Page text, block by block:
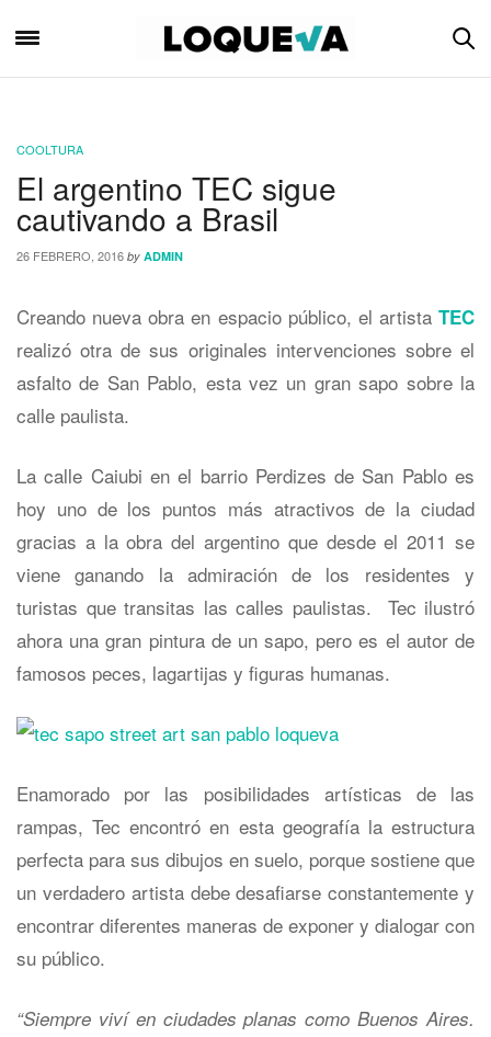
COOLTURA
El argentino TEC sigue
cautivando a Brasil
26 FEBRERO, 2016 by ADMIN
Creando nueva obra en espacio público, el artista TEC
realizó otra de sus originales intervenciones sobre el
asfalto de San Pablo, esta vez un gran sapo sobre la
calle paulista.
La calle Caiubi en el barrio Perdizes de San Pablo es
hoy uno de los puntos más atractivos de la ciudad
gracias a la obra del argentino que desde el 2011 se
viene ganando la admiración de los residentes y
turistas que transitas las calles paulistas. Tec ilustró
ahora una gran pintura de un sapo, pero es el autor de
famosos peces, lagartijas y figuras humanas.
Enamorado por las posibilidades artísticas de las
rampas, Tec encontró en esta geografía la estructura
perfecta para sus dibujos en suelo, porque sostiene que
un verdadero artista debe desafiarse constantemente y
encontrar diferentes maneras de exponer y dialogar con
su público.
“Siempre viví en ciudades planas como Buenos Aires.